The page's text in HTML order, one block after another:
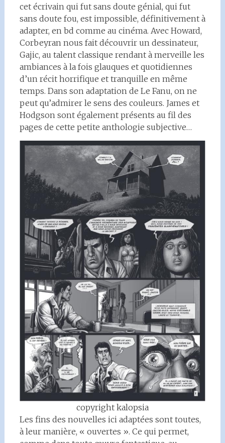
cet écrivain qui fut sans doute génial, qui fut
sans doute fou, est impossible, définitivement à
adapter, en bd comme au cinéma. Avec Howard,
Corbeyran nous fait découvrir un dessinateur,
Gajic, au talent classique rendant à merveille les
ambiances à la fois glauques et quotidiennes
d’un récit horrifique et tranquille en même
temps. Dans son adaptation de Le Fanu, on ne
peut qu’admirer le sens des couleurs. James et
Hodgson sont également présents au fil des
pages de cette petite anthologie subjective…
copyright kalopsia
Les fins des nouvelles ici adaptées sont toutes,
à leur manière, « ouvertes ». Ce qui permet,